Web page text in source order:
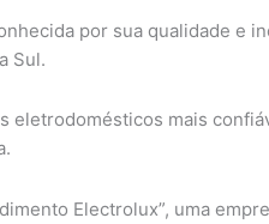
por sua qualidade e
Sul.
eletrodomésticos mais
Electrolux”, uma